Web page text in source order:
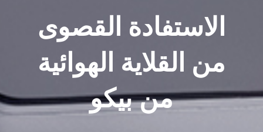
الاستفادة القصوى
من القلاية الهوائية
من بيكو